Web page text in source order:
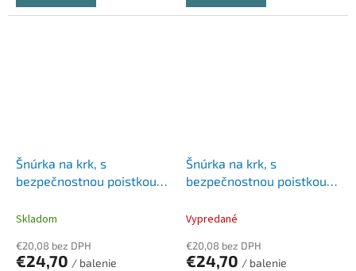
Šnúrka na krk, s
bezpečnostnou poistkou,
Skladom
€20,08 bez DPH
€24,70 / balenie
Šnúrka na krk, s
bezpečnostnou poistkou,
Vypredané
€20,08 bez DPH
€24,70 / balenie